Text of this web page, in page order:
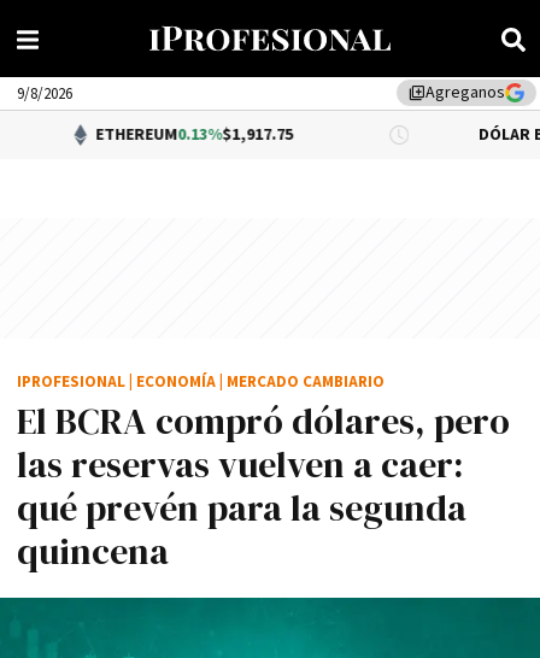
library_addAgreganos
9/8/2026
ETHEREUM0.13%$1,917.75 DÓLAR BNA $1,520.00
El BCRA compró dólares, pero
las reservas vuelven a caer:
qué prevén para la segunda
quincena
IPROFESIONAL ECONOMÍA MERCADO CAMBIARIO